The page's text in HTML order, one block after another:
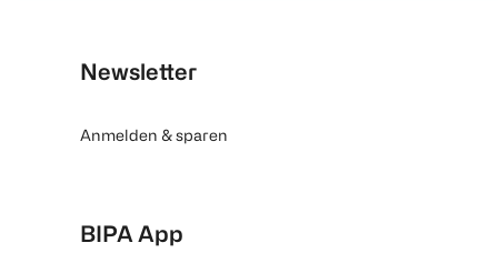
Newsletter
Anmelden & sparen
BIPA App